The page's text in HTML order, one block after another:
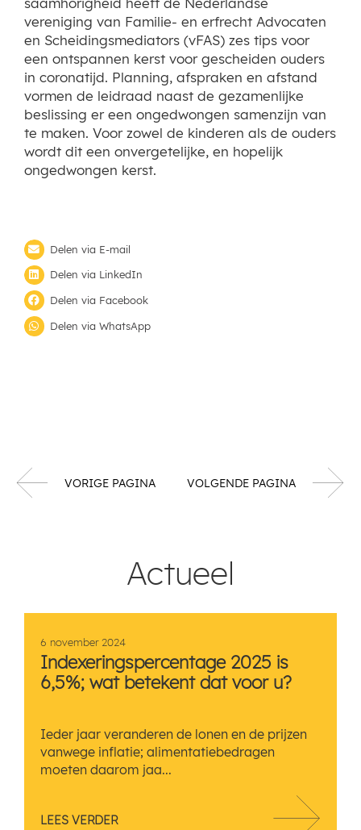
vereniging van Familie- en erfrecht Advocaten
en Scheidingsmediators (vFAS) zes tips voor
een ontspannen kerst voor gescheiden ouders
in coronatijd. Planning, afspraken en afstand
vormen de leidraad naast de gezamenlijke
beslissing er een ongedwongen samenzijn van
te maken. Voor zowel de kinderen als de ouders
wordt dit een onvergetelijke, en hopelijk
ongedwongen kerst.
Delen via E-mail
Delen via LinkedIn
Delen via Facebook
Delen via WhatsApp
VORIGE PAGINA VOLGENDE PAGINA
Actueel
6 november 2024
Indexeringspercentage 2025 is
6,5%; wat betekent dat voor u?
Ieder jaar veranderen de lonen en de prijzen
vanwege inflatie; alimentatiebedragen
moeten daarom jaa...
LEES VERDER